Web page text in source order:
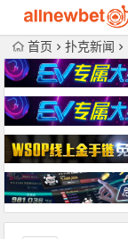
首页 扑克新闻